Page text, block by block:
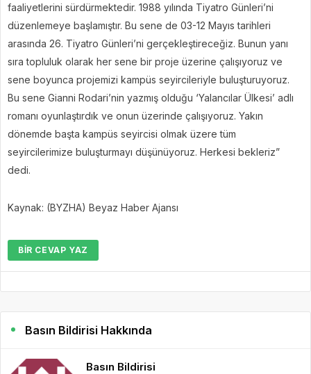
faaliyetlerini sürdürmektedir. 1988 yılında Tiyatro Günleri’ni
düzenlemeye başlamıştır. Bu sene de 03-12 Mayıs tarihleri
arasında 26. Tiyatro Günleri’ni gerçekleştireceğiz. Bunun yanı
sıra topluluk olarak her sene bir proje üzerine çalışıyoruz ve
sene boyunca projemizi kampüs seyircileriyle buluşturuyoruz.
Bu sene Gianni Rodari’nin yazmış olduğu ‘Yalancılar Ülkesi’ adlı
romanı oyunlaştırdık ve onun üzerinde çalışıyoruz. Yakın
dönemde başta kampüs seyircisi olmak üzere tüm
seyircilerimize buluşturmayı düşünüyoruz. Herkesi bekleriz”
dedi.
Kaynak: (BYZHA) Beyaz Haber Ajansı
BIR CEVAP YAZ
Basın Bildirisi Hakkında
Basın Bildirisi